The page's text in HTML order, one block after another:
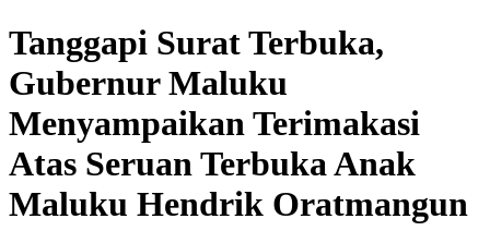
Tanggapi Surat Terbuka,
Gubernur Maluku
Menyampaikan Terimakasi
Atas Seruan Terbuka Anak
Maluku Hendrik Oratmangun